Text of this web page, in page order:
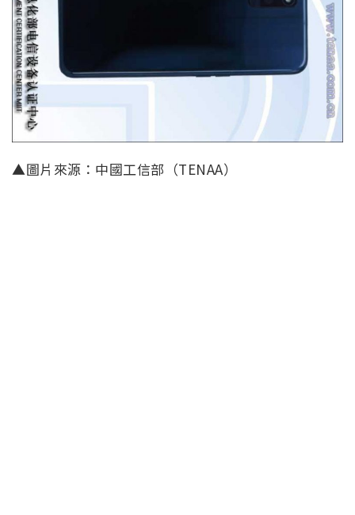
▲圖片來源：中國工信部（TENAA）